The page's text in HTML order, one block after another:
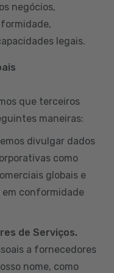
negócios,
legais.
que terceiros
maneiras:
divulgar dados
como
globais e
em conformidade
de Serviços.
a fornecedores
nome, como